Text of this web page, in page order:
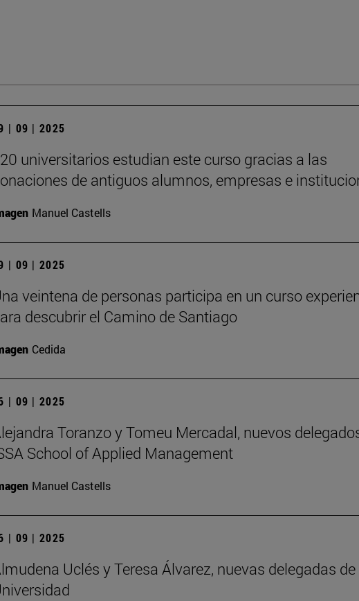
| 09 | 2025
universitarios estudian este curso gracias a las
de antiguos alumnos, empresas e
Manuel Castells
| 09 | 2025
veintena de personas participa en un curso
descubrir el Camino de Santiago
Cedida
| 09 | 2025
Toranzo y Tomeu Mercadal, nuevos
School of Applied Management
Manuel Castells
| 09 | 2025
Uclés y Teresa Álvarez, nuevas delegadas de